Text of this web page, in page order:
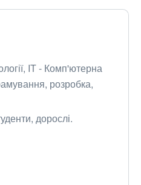
IT - Комп'ютерна
розробка,
дорослі.